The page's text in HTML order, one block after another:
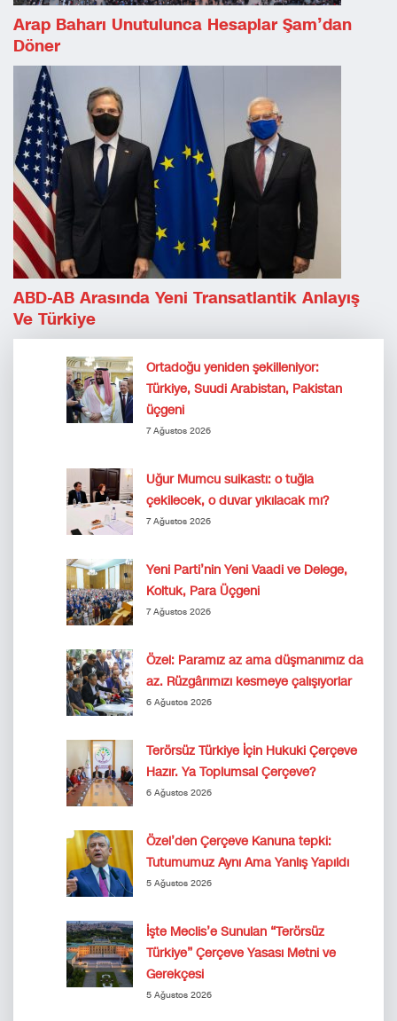
Arap Baharı Unutulunca Hesaplar Şam’dan
Döner
ABD-AB Arasında Yeni Transatlantik Anlayış
Ve Türkiye
Ortadoğu yeniden şekilleniyor:
Türkiye, Suudi Arabistan, Pakistan
üçgeni
7 Ağustos 2026
Uğur Mumcu suikastı: o tuğla
çekilecek, o duvar yıkılacak mı?
7 Ağustos 2026
Yeni Parti’nin Yeni Vaadi ve Delege,
Koltuk, Para Üçgeni
7 Ağustos 2026
Özel: Paramız az ama düşmanımız da
az. Rüzgârımızı kesmeye çalışıyorlar
6 Ağustos 2026
Terörsüz Türkiye İçin Hukuki Çerçeve
Hazır. Ya Toplumsal Çerçeve?
6 Ağustos 2026
Özel’den Çerçeve Kanuna tepki:
Tutumumuz Aynı Ama Yanlış Yapıldı
5 Ağustos 2026
İşte Meclis’e Sunulan “Terörsüz
Türkiye” Çerçeve Yasası Metni ve
Gerekçesi
5 Ağustos 2026